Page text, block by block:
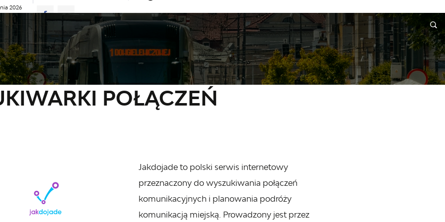
2026
21°C
JAZDY AKTUALNOŚCI KOMUNIKATY NASZA OFERTA INFORMACJE WNIOSKI I REKLAMACJE KONTAKT
Wyszukiwarki połączeń
POŁĄCZEŃ
Jakdojade to polski serwis internetowy
przeznaczony do wyszukiwania połączeń
komunikacyjnych i planowania podróży
komunikacją miejską. Prowadzony jest przez